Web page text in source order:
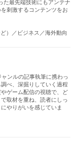
た最先端技術にもアンテナ
刺激するコンテンツをお
）／ビジネス／海外動向
ンルの記事執筆に携わっ
べ、深掘りしていく過程
ゲーム配信の視聴で、ど
取材を重ね、読者にしっ
やりがいを感じていま